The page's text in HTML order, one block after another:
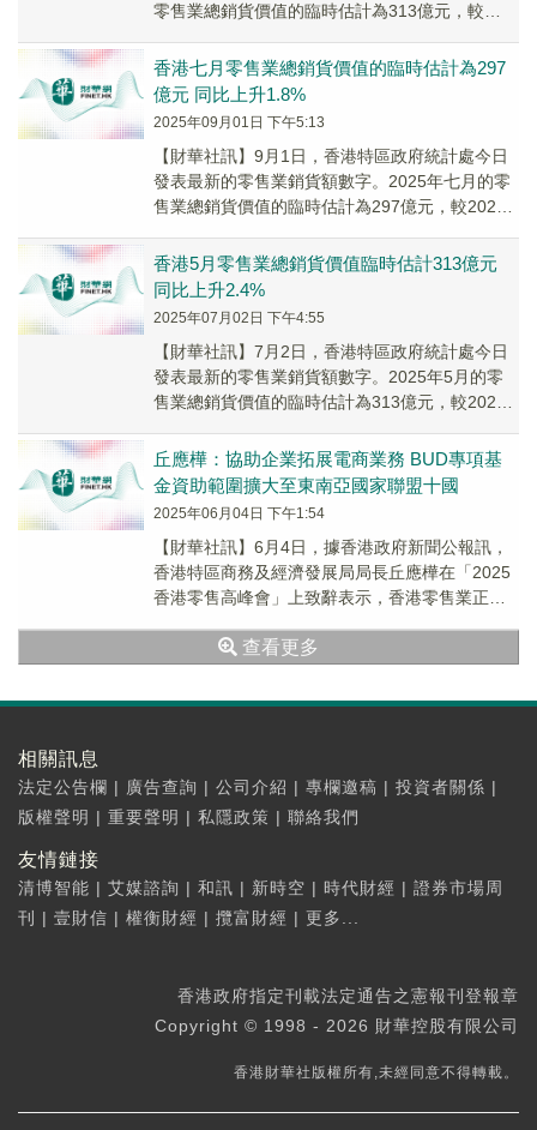
零售業總銷貨價值的臨時估計為313億元，較
香港七月零售業總銷貨價值的臨時估計為297
億元 同比上升1.8%
2025年09月01日 下午5:13
【財華社訊】9月1日，香港特區政府統計處今日
發表最新的零售業銷貨額數字。2025年七月的零
售業總銷貨價值的臨時估計為297億元，較2024
香港5月零售業總銷貨價值臨時估計313億元
同比上升2.4%
2025年07月02日 下午4:55
【財華社訊】7月2日，香港特區政府統計處今日
發表最新的零售業銷貨額數字。2025年5月的零
售業總銷貨價值的臨時估計為313億元，較2024
丘應樺：協助企業拓展電商業務 BUD專項基
金資助範圍擴大至東南亞國家聯盟十國
2025年06月04日 下午1:54
【財華社訊】6月4日，據香港政府新聞公報訊，
香港特區商務及經濟發展局局長丘應樺在「2025
香港零售高峰會」上致辭表示，香港零售業正面
查看更多
相關訊息
法定公告欄 | 廣告查詢 | 公司介紹 | 專欄邀稿 | 投資者關係 |
版權聲明 | 重要聲明 | 私隱政策 | 聯絡我們
友情鏈接
清博智能 | 艾媒諮詢 | 和訊 | 新時空 | 時代財經 | 證券市場周
刊
| 壹財信 | 權衡財經 | 攬富財經 | 更多...
香港政府指定刊載法定通告之憲報刊登報章
Copyright © 1998 - 2026 財華控股有限公司
香港財華社版權所有,未經同意不得轉載。